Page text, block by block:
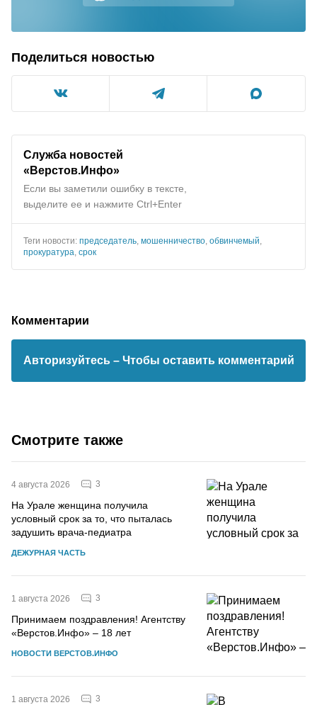
Поделиться новостью
Служба новостей
«Верстов.Инфо»
Если вы заметили ошибку в тексте,
выделите ее и нажмите Ctrl+Enter
Теги новости: председатель мошенничество обвинчемый
прокуратура срок
Комментарии
Авторизуйтесь – Чтобы оставить комментарий
Смотрите также
4 августа 2026 3
На Урале женщина получила
условный срок за то, что пыталась
задушить врача-педиатра
ДЕЖУРНАЯ ЧАСТЬ
1 августа 2026 3
Принимаем поздравления! Агентству
«Верстов.Инфо» – 18 лет
НОВОСТИ ВЕРСТОВ.ИНФО
1 августа 2026 3